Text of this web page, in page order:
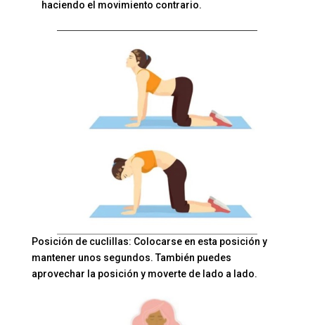
haciendo el movimiento contrario.
Posición de cuclillas: Colocarse en esta posición y
mantener unos segundos. También puedes
aprovechar la posición y moverte de lado a lado.